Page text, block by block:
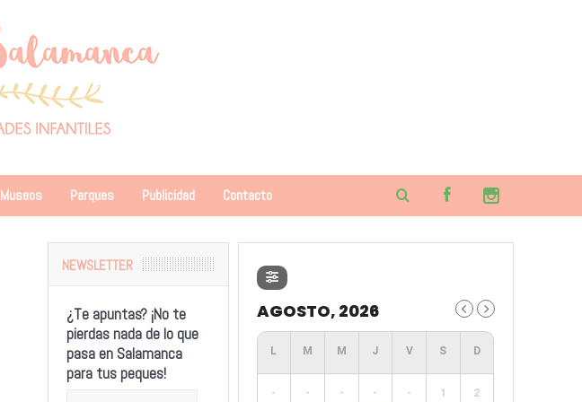
Museos Parques Publicidad Contacto
NEWSLETTER
¿Te apuntas? ¡No te
pierdas nada de lo que
pasa en Salamanca
para tus peques!
AGOSTO, 2026
- - - - - 1 2